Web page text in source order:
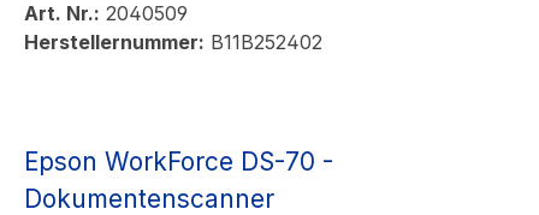
Art. Nr.: 2040509
Herstellernummer: B11B252402
Epson WorkForce DS-70 -
Dokumentenscanner